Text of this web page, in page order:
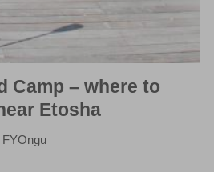
Camp – where to
Etosha